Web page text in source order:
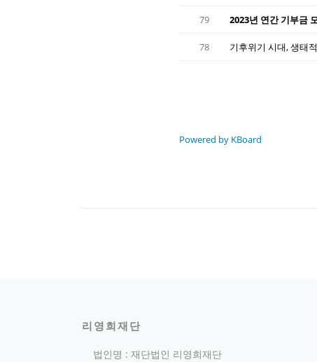
79 2023년 연간 기부금
78 기후위기 시대, 생태
Powered by KBoard
리영희재단
법인명 : 재단법인 리영희재단